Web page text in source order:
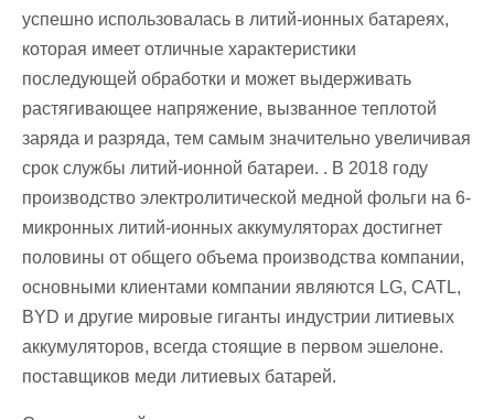
успешно использовалась в литий-ионных батареях,
которая имеет отличные характеристики
последующей обработки и может выдерживать
растягивающее напряжение, вызванное теплотой
заряда и разряда, тем самым значительно увеличивая
срок службы литий-ионной батареи. . В 2018 году
производство электролитической медной фольги на 6-
микронных литий-ионных аккумуляторах достигнет
половины от общего объема производства компании,
основными клиентами компании являются LG, CATL,
BYD и другие мировые гиганты индустрии литиевых
аккумуляторов, всегда стоящие в первом эшелоне.
поставщиков меди литиевых батарей.